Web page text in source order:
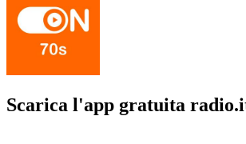
Scarica l'app gratuita